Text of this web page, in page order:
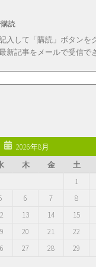
読
入して「購読」ボタンを
新記事をメールで受信で
2026年8月
木 金 土
1
6 7 8
13 14 15
20 21 22
27 28 29